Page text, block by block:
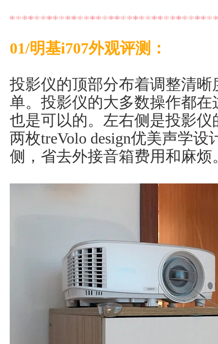
01/明基i707外观评测：
投影仪的顶部分布着调整清
单。投影仪的大多数操作都
也是可以的。左右侧是投影
两枚treVolo design优美声学
侧，省去外接音箱费用和麻烦